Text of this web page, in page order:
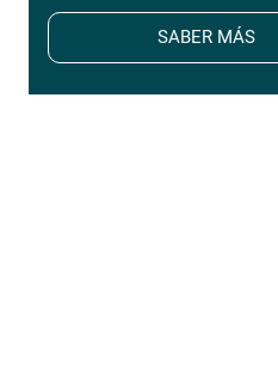
SABER MÁS